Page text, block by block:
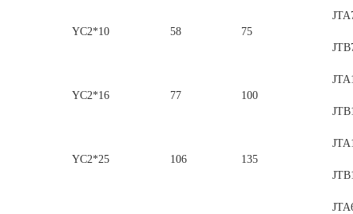
YC2*10 58 75
YC2*16 77 100
YC2*25 106 135